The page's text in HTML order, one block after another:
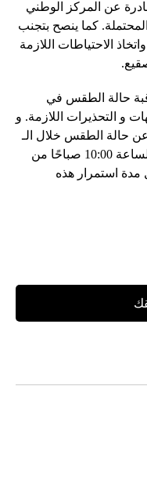
عن المركز الوطني
المحتملة. كما ينصح بتجنب
الاحتياطات اللازمة
حالة الطقس في
و التحذيرات اللازمة. و
حالة الطقس خلال الـ
24 ساعة القادمة في موعد لا يتجاوز الساعة 10:00 صباحًا من
مدة استمرار هذه